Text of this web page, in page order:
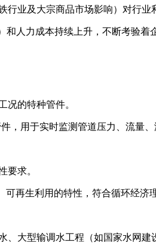
业及大宗商品市场影响）对行业
人力成本持续上升，不断考验着
况的特种管件。
，用于实时监测管道压力、流量、
要求。
再生利用的特性，符合循环经济
大型输调水工程（如国家水网建